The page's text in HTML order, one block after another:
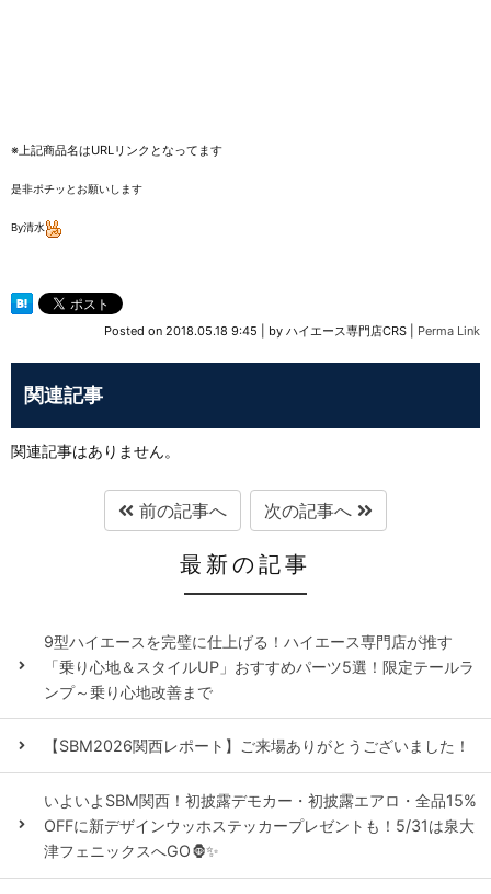
※上記商品名はURLリンクとなってます
是非ポチッとお願いします
By清水
Posted on 2018.05.18 9:45 by ハイエース専門店CRS Perma Link
関連記事
関連記事はありません。
前の記事へ 次の記事へ
最新の記事
9型ハイエースを完璧に仕上げる！ハイエース専門店が推す
「乗り心地＆スタイルUP」おすすめパーツ5選！限定テールラ
ンプ～乗り心地改善まで
【SBM2026関西レポート】ご来場ありがとうございました！
いよいよSBM関西！初披露デモカー・初披露エアロ・全品15%
OFFに新デザインウッホステッカープレゼントも！5/31は泉大
津フェニックスへGO🦍✨